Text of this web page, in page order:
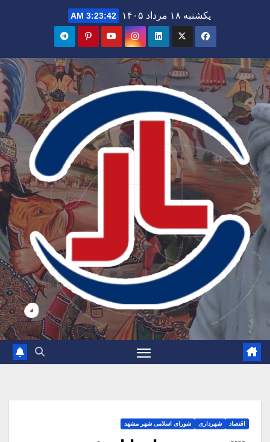
یکشنبه ۱۸ مرداد ۱۴۰۵ 3:23:44 AM
اقتصاد شهرداری شورای اسلامی شهر مشهد